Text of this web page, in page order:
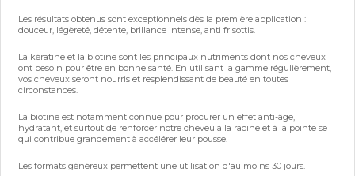
Les résultats obtenus sont exceptionnels dès la première application :
douceur, légèreté, détente, brillance intense, anti frisottis.
La kératine et la biotine sont les principaux nutriments dont nos cheveux
ont besoin pour être en bonne santé. En utilisant la gamme régulièrement,
vos cheveux seront nourris et resplendissant de beauté en toutes
circonstances.
La biotine est notamment connue pour procurer un effet anti-âge,
hydratant, et surtout de renforcer notre cheveu à la racine et à la pointe se
qui contribue grandement à accélérer leur pousse.
Les formats généreux permettent une utilisation d'au moins 30 jours.